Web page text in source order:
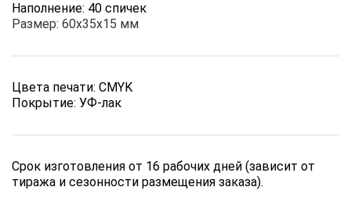
Наполнение: 40 спичек
Размер: 60х35х15 мм
Цвета печати: CMYK
Покрытие: УФ-лак
Срок изготовления от 16 рабочих дней (зависит от
тиража и сезонности размещения заказа).